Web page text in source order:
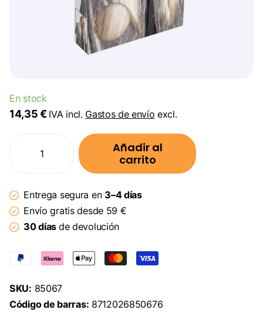
En stock
14,35 € IVA incl. Gastos de envío excl.
Añadir al
carrito
Entrega segura en 3–4 días
Envío gratis desde 59 €
30 días de devolución
SKU: 85067
Código de barras: 8712026850676